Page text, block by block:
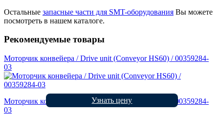
Остальные запасные части для SMT-оборудования Вы можете
посмотреть в нашем каталоге.
Рекомендуемые товары
Моторчик конвейера / Drive unit (Conveyor HS60) / 00359284-
03
Моторчик конвейера / Drive unit (Conveyor HS60) / 00359284-
03
Узнать цену